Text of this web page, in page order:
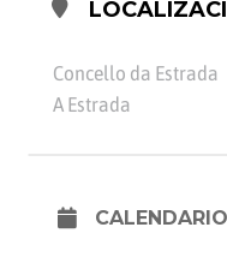
Concello da Estrada
A Estrada
CALENDARIO